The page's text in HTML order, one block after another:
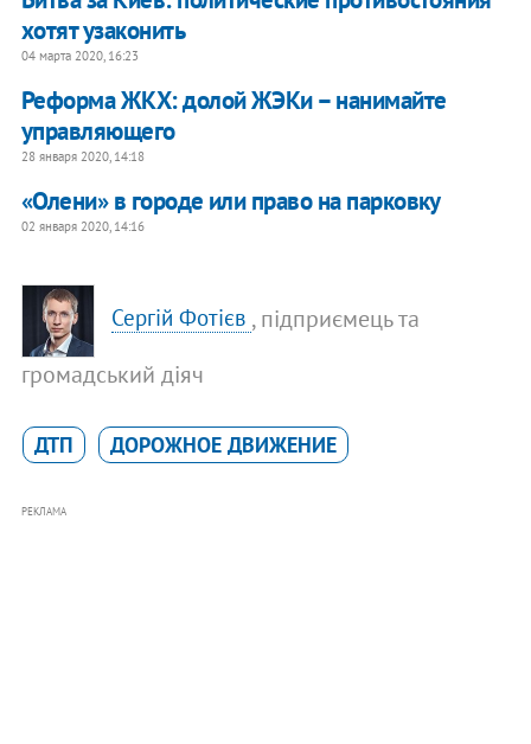
хотят узаконить
04 марта 2020, 16:23
Реформа ЖКХ: долой ЖЭКи – нанимайте
управляющего
28 января 2020, 14:18
«Олени» в городе или право на парковку
02 января 2020, 14:16
Сергій Фотієв , підприємець та
громадський діяч
ДТП ДОРОЖНОЕ ДВИЖЕНИЕ
РЕКЛАМА